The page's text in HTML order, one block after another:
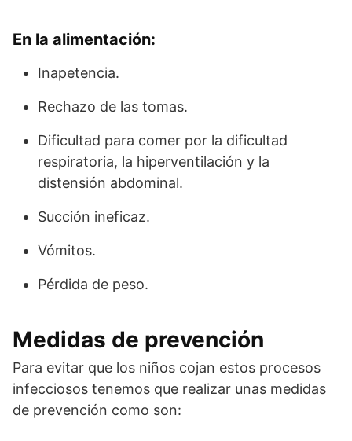
En la alimentación:
Inapetencia.
Rechazo de las tomas.
Dificultad para comer por la dificultad
respiratoria, la hiperventilación y la
distensión abdominal.
Succión ineficaz.
Vómitos.
Pérdida de peso.
Medidas de prevención
Para evitar que los niños cojan estos procesos
infecciosos tenemos que realizar unas medidas
de prevención como son: